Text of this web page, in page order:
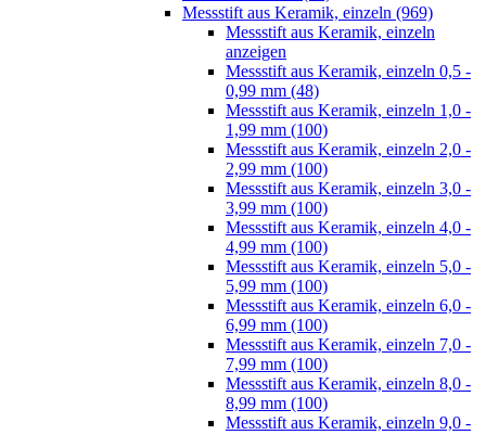
Messstift aus Keramik, einzeln (969)
Messstift aus Keramik, einzeln
anzeigen
Messstift aus Keramik, einzeln 0,5 -
0,99 mm (48)
Messstift aus Keramik, einzeln 1,0 -
1,99 mm (100)
Messstift aus Keramik, einzeln 2,0 -
2,99 mm (100)
Messstift aus Keramik, einzeln 3,0 -
3,99 mm (100)
Messstift aus Keramik, einzeln 4,0 -
4,99 mm (100)
Messstift aus Keramik, einzeln 5,0 -
5,99 mm (100)
Messstift aus Keramik, einzeln 6,0 -
6,99 mm (100)
Messstift aus Keramik, einzeln 7,0 -
7,99 mm (100)
Messstift aus Keramik, einzeln 8,0 -
8,99 mm (100)
Messstift aus Keramik, einzeln 9,0 -